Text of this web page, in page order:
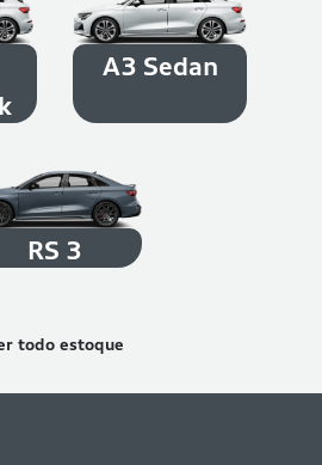
A3 Sedan
RS 3
todo estoque